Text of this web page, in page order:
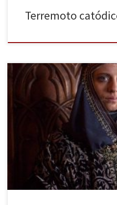
Terremoto
Con más de 2,9 millones de
del share) Isabel, lidera una vez
superando a las otras dos grandes
Chef’ y El Chiringuito de Pepe.
fin del reinado de […]